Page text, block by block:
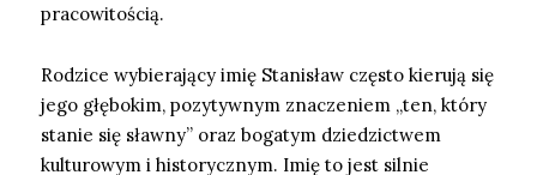
pracowitością.
Rodzice wybierający imię Stanisław często kierują się
jego głębokim, pozytywnym znaczeniem „ten, który
stanie się sławny” oraz bogatym dziedzictwem
kulturowym i historycznym. Imię to jest silnie